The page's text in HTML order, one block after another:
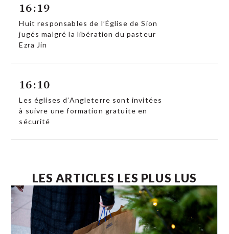
16:19
Huit responsables de l’Église de Sion
jugés malgré la libération du pasteur
Ezra Jin
16:10
Les églises d’Angleterre sont invitées
à suivre une formation gratuite en
sécurité
LES ARTICLES LES PLUS LUS